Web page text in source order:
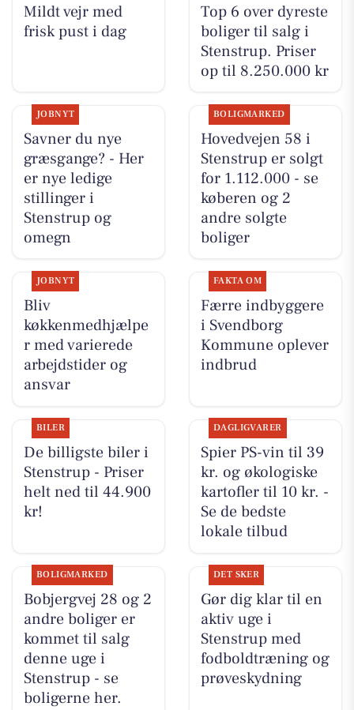
Mildt vejr med
frisk pust i dag
Top 6 over dyreste
boliger til salg i
Stenstrup. Priser
op til 8.250.000 kr
JOBNYT
Savner du nye
græsgange? - Her
er nye ledige
stillinger i
Stenstrup og
omegn
BOLIGMARKED
Hovedvejen 58 i
Stenstrup er solgt
for 1.112.000 - se
køberen og 2
andre solgte
boliger
JOBNYT
Bliv
køkkenmedhjælpe
r med varierede
arbejdstider og
ansvar
FAKTA OM
Færre indbyggere
i Svendborg
Kommune oplever
indbrud
BILER
De billigste biler i
Stenstrup - Priser
helt ned til 44.900
kr!
DAGLIGVARER
Spier PS-vin til 39
kr. og økologiske
kartofler til 10 kr. -
Se de bedste
lokale tilbud
BOLIGMARKED
Bobjergvej 28 og 2
andre boliger er
kommet til salg
denne uge i
Stenstrup - se
boligerne her.
DET SKER
Gør dig klar til en
aktiv uge i
Stenstrup med
fodboldtræning og
prøveskydning